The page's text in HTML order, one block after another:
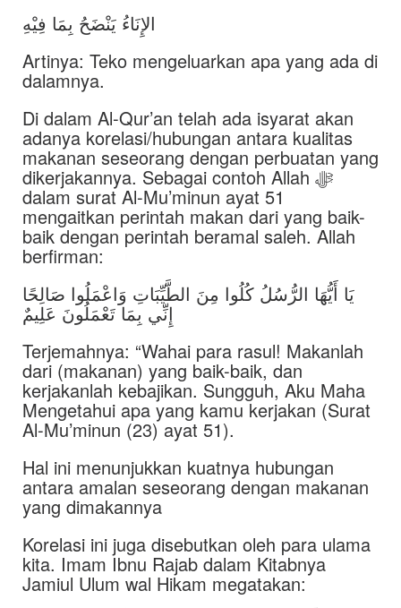
الإِنَاءُ يَنْضَحُ بِمَا فِيْهِ
Artinya: Teko mengeluarkan apa yang ada di
dalamnya.
Di dalam Al-Qur’an telah ada isyarat akan
adanya korelasi/hubungan antara kualitas
makanan seseorang dengan perbuatan yang
dikerjakannya. Sebagai contoh Allah ﷻ
dalam surat Al-Mu’minun ayat 51
mengaitkan perintah makan dari yang baik-
baik dengan perintah beramal saleh. Allah
berfirman:
يَا أَيُّهَا الرُّسُلُ كُلُوا مِنَ الطَّيِّبَاتِ وَاعْمَلُوا صَالِحًا
إِنِّي بِمَا تَعْمَلُونَ عَلِيمٌ
Terjemahnya: “Wahai para rasul! Makanlah
dari (makanan) yang baik-baik, dan
kerjakanlah kebajikan. Sungguh, Aku Maha
Mengetahui apa yang kamu kerjakan (Surat
Al-Mu’minun (23) ayat 51).
Hal ini menunjukkan kuatnya hubungan
antara amalan seseorang dengan makanan
yang dimakannya
Korelasi ini juga disebutkan oleh para ulama
kita. Imam Ibnu Rajab dalam Kitabnya
Jamiul Ulum wal Hikam megatakan: